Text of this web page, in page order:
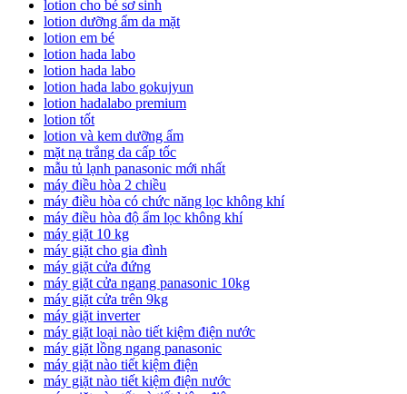
lotion cho bé sơ sinh
lotion dưỡng ẩm da mặt
lotion em bé
lotion hada labo
lotion hada labo
lotion hada labo gokujyun
lotion hadalabo premium
lotion tốt
lotion và kem dưỡng ẩm
mặt nạ trắng da cấp tốc
mẫu tủ lạnh panasonic mới nhất
máy điều hòa 2 chiều
máy điều hòa có chức năng lọc không khí
máy điều hòa độ ẩm lọc không khí
máy giặt 10 kg
máy giặt cho gia đình
máy giặt cửa đứng
máy giặt cửa ngang panasonic 10kg
máy giặt cửa trên 9kg
máy giặt inverter
máy giặt loại nào tiết kiệm điện nước
máy giặt lồng ngang panasonic
máy giặt nào tiết kiệm điện
máy giặt nào tiết kiệm điện nước